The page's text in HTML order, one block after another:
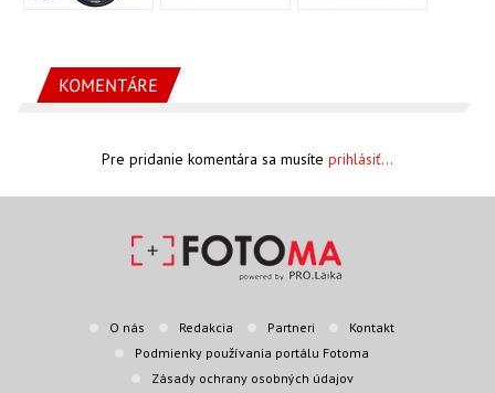
KOMENTÁRE
Pre pridanie komentára sa musíte prihlásiť...
O nás Redakcia Partneri
Kontakt
Podmienky používania portálu Fotoma
Zásady ochrany osobných údajov